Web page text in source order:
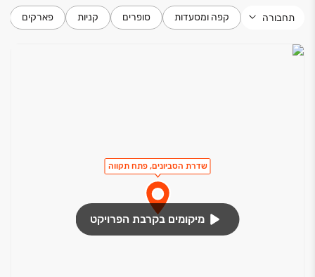
דלתות פנים איכותיות עם משקוף ישר בהלבשה רחבה
כנף דלת עץ נוספת לדלת ממ"ד
תחבורה קפה ומסעדות סופרים קניות פארקים
שדרת הסביונים, פתח תקווה
מיקומים בקרבת הפרויקט